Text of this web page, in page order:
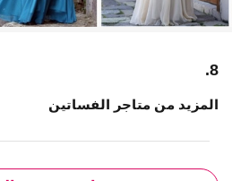
8.
المزيد من متاجر الفساتين